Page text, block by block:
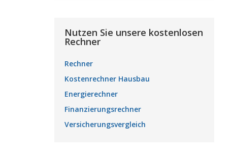
Nutzen Sie unsere kostenlosen
Rechner
Rechner
Kostenrechner Hausbau
Energierechner
Finanzierungsrechner
Versicherungsvergleich